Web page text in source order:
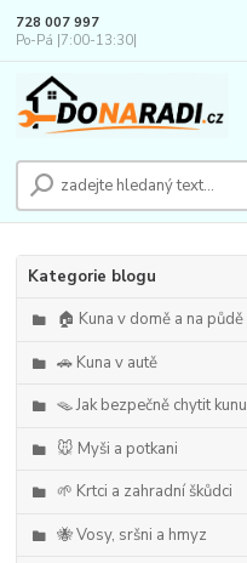
728 007 997
Po-Pá |7:00-13:30|
Kategorie blogu
🏠 Kuna v domě a na půdě
🚗 Kuna v autě
🪤 Jak bezpečně chytit kunu
🐭 Myši a potkani
🌱 Krtci a zahradní škůdci
🐝 Vosy, sršni a hmyz